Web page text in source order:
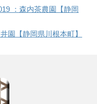
：森内茶農園【静岡
園【静岡県川根本町】